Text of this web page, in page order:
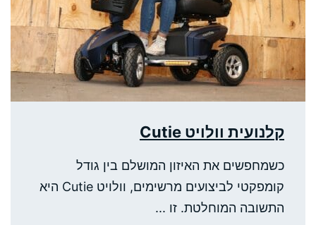
קלנועית וולויט Cutie
כשמחפשים את האיזון המושלם בין גודל
קומפקטי לביצועים מרשימים, וולויט Cutie היא
התשובה המוחלטת. זו ...